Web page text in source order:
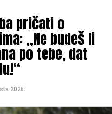
Trumpovu izjavu o
moći nokautirati”
pričati o
„Ne budeš li
po tebe, dat
2026.